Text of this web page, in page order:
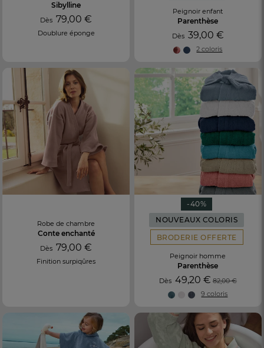
Sibylline
Dès 79,00 €
Doublure éponge
Peignoir enfant
Parenthèse
Dès 39,00 €
2 coloris
Robe de chambre
Conte enchanté
Dès 79,00 €
Finition surpiqûres
-40%
NOUVEAUX COLORIS
BRODERIE OFFERTE
Peignoir homme
Parenthèse
Dès 49,20 € 82,00 €
9 coloris